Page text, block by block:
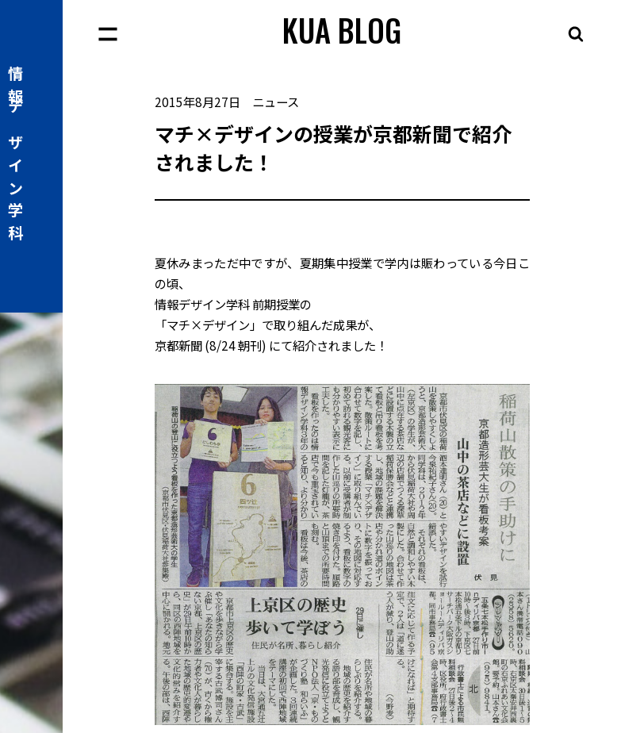
KUA BLOG
情報
デザイン学科
2015年8月27日 ニュース
マチ×デザインの授業が京都新聞で紹介
されました！
夏休みまっただ中ですが、夏期集中授業で学内は賑わっている今日こ
の頃、
情報デザイン学科 前期授業の
「マチ×デザイン」で取り組んだ成果が、
京都新聞 (8/24 朝刊) にて紹介されました！